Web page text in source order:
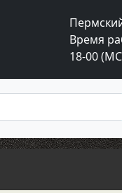
Время
18-00